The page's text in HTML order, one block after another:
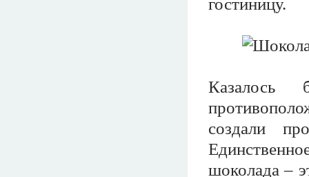
гостиницу.
Казалось
создали
шоколада –